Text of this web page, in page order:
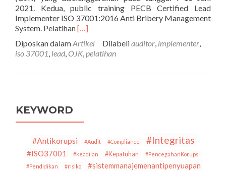
2021. Kedua, public training PECB Certified Lead
Implementer ISO 37001:2016 Anti Bribery Management
System. PelatihanSelengkapnya
Kegiatan:
Training
Bulan
2021
[…]
Diposkan dalamArtikel Dilabeliauditor, implementer,
iso 37001, lead, OJK,pelatihan
KEYWORD
#Antikorupsi #Audit #Compliance #Integritas
#ISO37001 #keadilan #Kepatuhan
#PencegahanKorupsi
#Pendidikan
#risiko #sistemmanajemenantipenyuapan